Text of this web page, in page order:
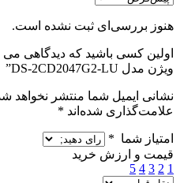
هنوز بررسی‌ای ثبت نشده است.
اولین کسی باشید که دیدگاهی می
ویژن مدل DS-2CD2047G2-LU”
نشانی ایمیل شما منتشر نخواهد
علامت‌گذاری شده‌اند *
امتیاز شما *
قیمت و ارزش خرید
1
2
3
4
5